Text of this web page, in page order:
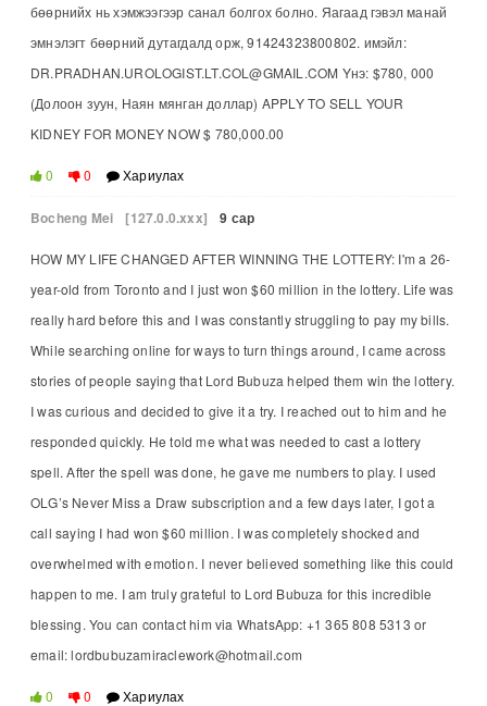
бөөрнийх нь хэмжээгээр санал болгох болно. Яагаад гэвэл манай
эмнэлэгт бөөрний дутагдалд орж, 91424323800802. имэйл:
DR.PRADHAN.UROLOGIST.LT.COL@GMAIL.COM Yнэ: $780, 000
(Долоон зуун, Наян мянган доллар) APPLY TO SELL YOUR
KIDNEY FOR MONEY NOW $ 780,000.00
0 0 Хариулах
Bocheng Mei [127.0.0.xxx] 9 сар
HOW MY LIFE CHANGED AFTER WINNING THE LOTTERY: I'm a 26-
year-old from Toronto and I just won $60 million in the lottery. Life was
really hard before this and I was constantly struggling to pay my bills.
While searching online for ways to turn things around, I came across
stories of people saying that Lord Bubuza helped them win the lottery.
I was curious and decided to give it a try. I reached out to him and he
responded quickly. He told me what was needed to cast a lottery
spell. After the spell was done, he gave me numbers to play. I used
OLG’s Never Miss a Draw subscription and a few days later, I got a
call saying I had won $60 million. I was completely shocked and
overwhelmed with emotion. I never believed something like this could
happen to me. I am truly grateful to Lord Bubuza for this incredible
blessing. You can contact him via WhatsApp: +1 365 808 5313 or
email: lordbubuzamiraclework@hotmail.com
0 0 Хариулах